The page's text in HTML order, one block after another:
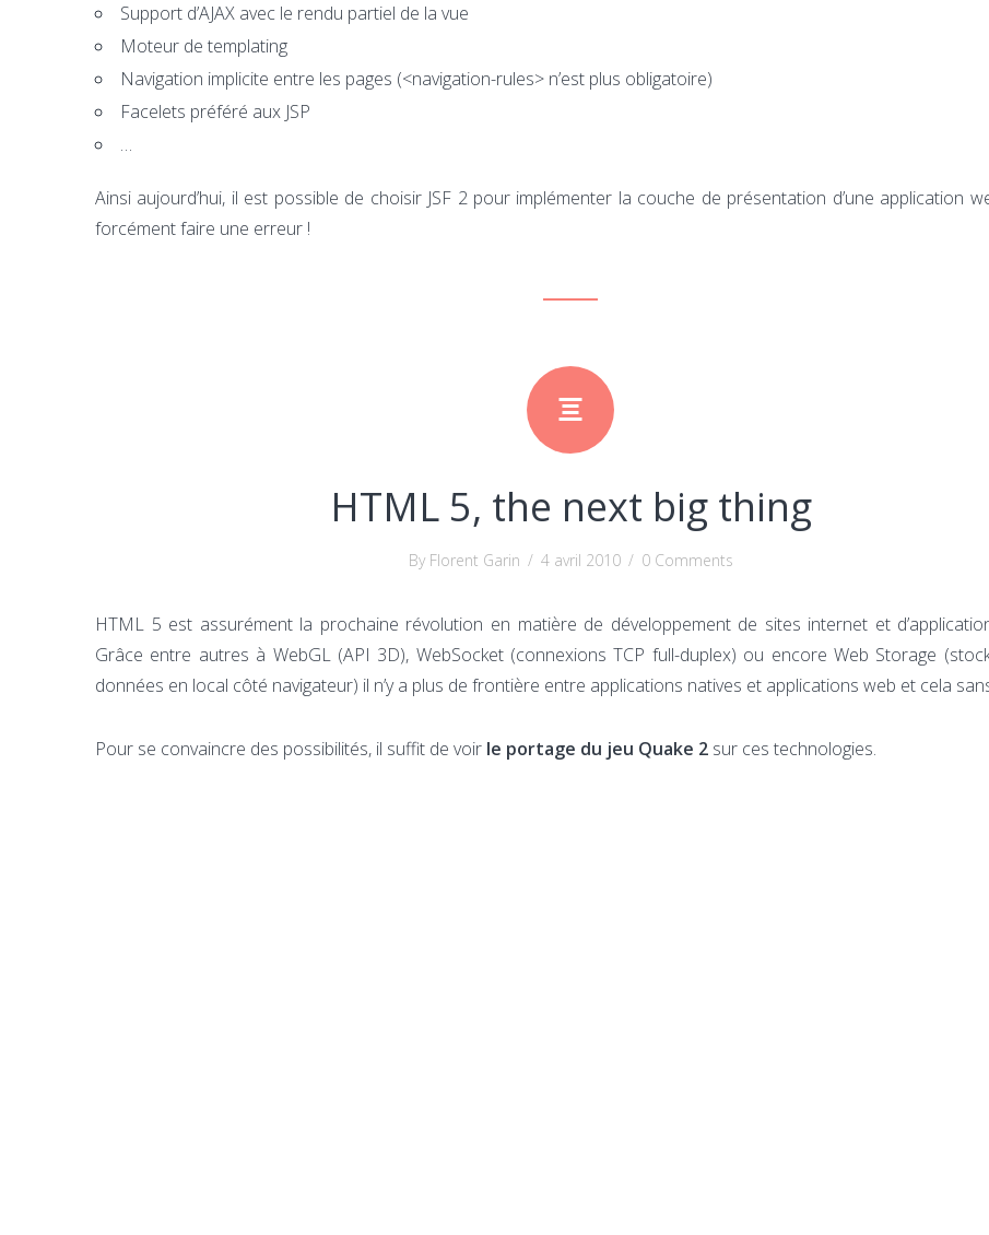
Support d’AJAX avec le rendu partiel de la vue
Moteur de templating
Navigation implicite entre les pages (<navigation-rules> n’est plus obligatoire)
Facelets préféré aux JSP
…
Ainsi aujourd’hui, il est possible de choisir JSF 2 pour implémenter la couche de présentation d’une application
forcément faire une erreur !
HTML 5, the next big thing
By Florent Garin / 4 avril 2010 / 0 Comments
HTML 5 est assurément la prochaine révolution en matière de développement de sites internet et
Grâce entre autres à WebGL (API 3D), WebSocket (connexions TCP full-duplex) ou encore Web Storage
données en local côté navigateur) il n’y a plus de frontière entre applications natives et applications web et cela
Pour se convaincre des possibilités, il suffit de voir le portage du jeu Quake 2 sur ces technologies.